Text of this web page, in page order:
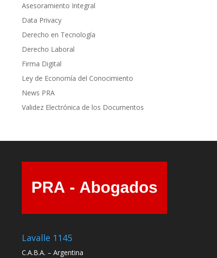
Asesoramiento Integral
Data Privacy
Derecho en Tecnología
Derecho Laboral
Firma Digital
Ley de Economía del Conocimiento
News PRA
Validez Electrónica de los Documentos
Lavalle 1145
C.A.B.A. – Argentina